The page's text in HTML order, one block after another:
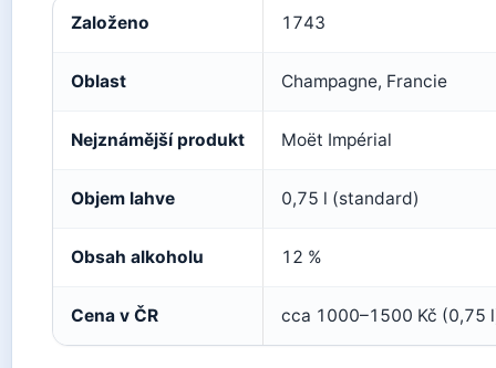
Založeno 1743
Oblast Champagne, Francie
Nejznámější produkt Moët Impérial
Objem lahve 0,75 l (standard)
Obsah alkoholu 12 %
Cena v ČR cca 1000–1500 Kč (0,75